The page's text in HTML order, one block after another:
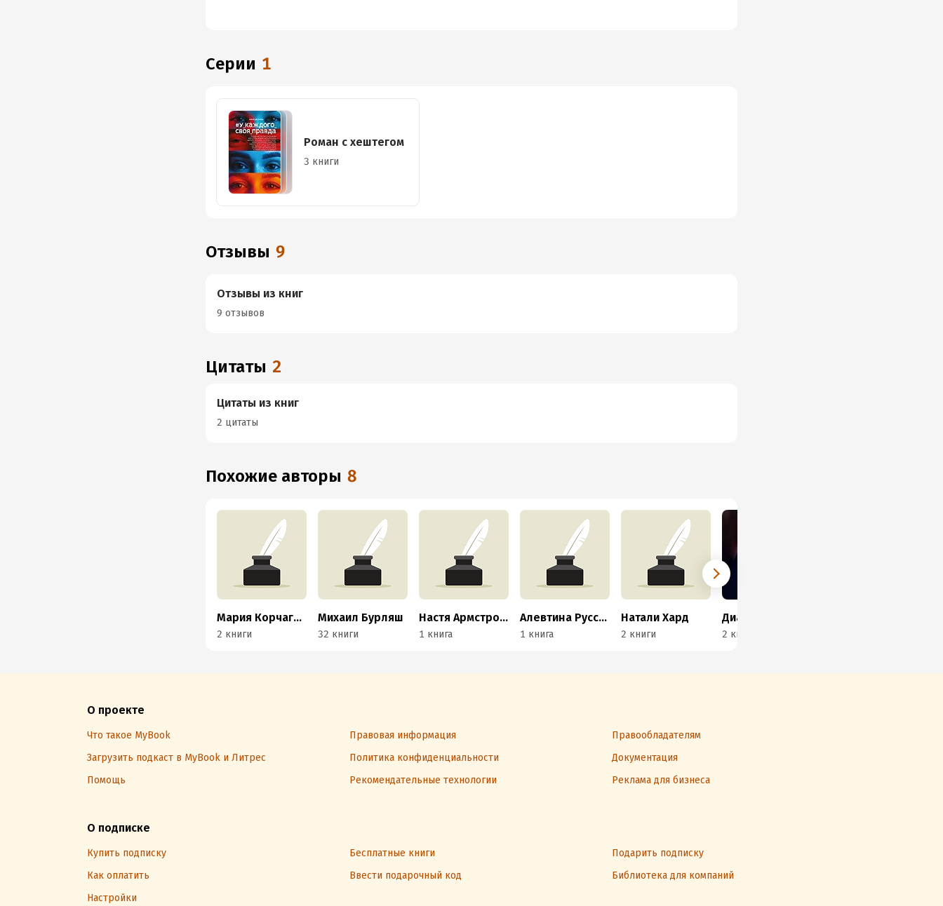
Серии 1
Роман с хештегом
3 книги
Отзывы 9
Отзывы из книг
9 отзывов
Цитаты 2
Цитаты из книг
2 цитаты
Похожие авторы 8
Мария Корчагина
2 книги
Михаил Бурляш
32 книги
Настя Армстронг
1 книга
Алевтина Русских
1 книга
Натали Хард
2 книги
Диана Никсон
2 книги
О проекте
Что такое MyBook Правовая информация
Правообладателям
Загрузить подкаст в MyBook и Литрес
Политика конфиденциальности
Документация
Помощь
Рекомендательные технологии Реклама для бизнеса
О подписке
Купить подписку Бесплатные книги
Подарить подписку
Как оплатить
Ввести подарочный код
Библиотека для компаний
Настройки